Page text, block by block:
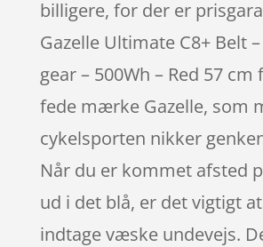
billigere, for der er
Gazelle Ultimate C8+ Belt
gear – 500Wh – Red 57
fede mærke Gazelle, som
cykelsporten nikker
Når du er kommet afsted
ud i det blå, er det vigtigt
indtage væske undevejs.